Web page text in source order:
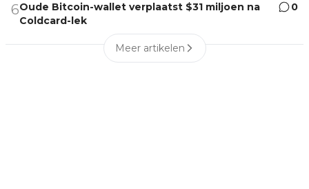
6Oude Bitcoin-wallet verplaatst $31 miljoen na
Coldcard-lek
0
Meer artikelen